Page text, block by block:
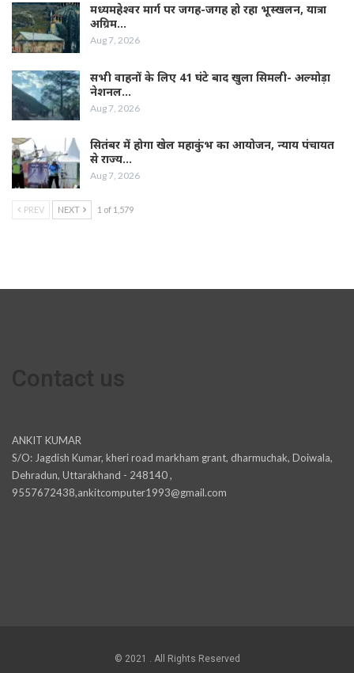
मध्यमहेश्वर मार्ग पर जगह-जगह हो रहा भूस्खलन, यात्रा
अग्रिम…
Aug 7, 2026
सभी वाहनों के लिए 41 घंटे बाद खुला सिमली- अल्मोड़ा
नेशनल…
Aug 7, 2026
सितंबर में होगा खेल महाकुंभ का आयोजन, न्याय पंचायत
से राज्य…
Aug 7, 2026
PREV NEXT 1 of 1,579
ANKIT KUMAR
S/O: Jagdish Kumar, kheri road markham grant, dharmuchak, Doiwala,
Dehradun, Uttarakhand - 248140 ,
9557672438,ankitcomputer1993@gmail.com
© 2021 . All Rights Reserved